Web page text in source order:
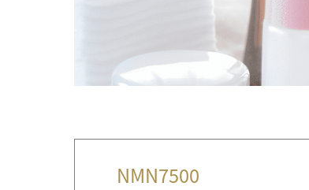
NMN7500